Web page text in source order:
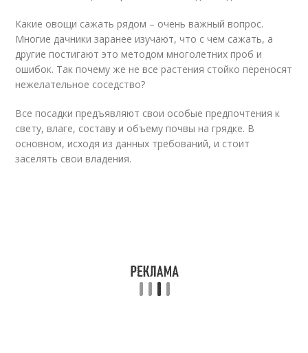
Какие овощи сажать рядом – очень важный вопрос.
Многие дачники заранее изучают, что с чем сажать, а
другие постигают это методом многолетних проб и
ошибок. Так почему же не все растения стойко переносят
нежелательное соседство?
Все посадки предъявляют свои особые предпочтения к
свету, влаге, составу и объему почвы на грядке. В
основном, исходя из данных требований, и стоит
заселять свои владения.